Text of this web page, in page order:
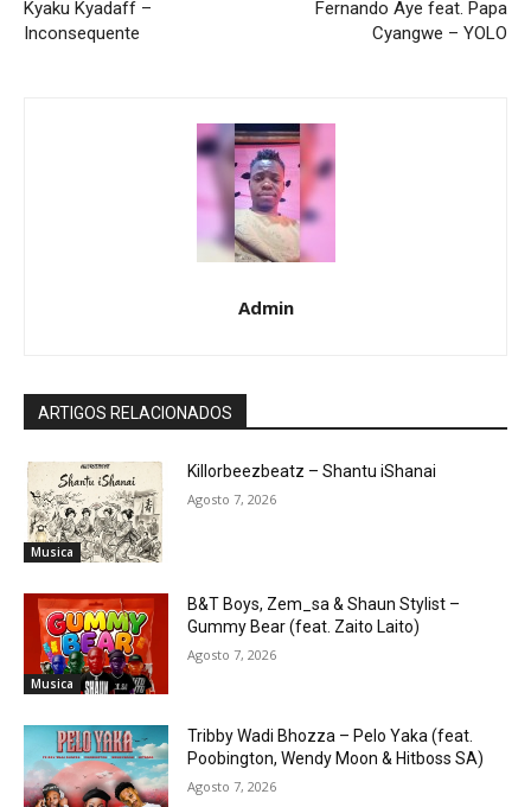
Kyaku Kyadaff –
Inconsequente
Fernando Aye feat. Papa
Cyangwe – YOLO
Admin
ARTIGOS RELACIONADOS
Musica
Killorbeezbeatz – Shantu iShanai
Agosto 7, 2026
Musica
B&T Boys, Zem_sa & Shaun Stylist –
Gummy Bear (feat. Zaito Laito)
Agosto 7, 2026
Tribby Wadi Bhozza – Pelo Yaka (feat.
Poobington, Wendy Moon & Hitboss SA)
Agosto 7, 2026